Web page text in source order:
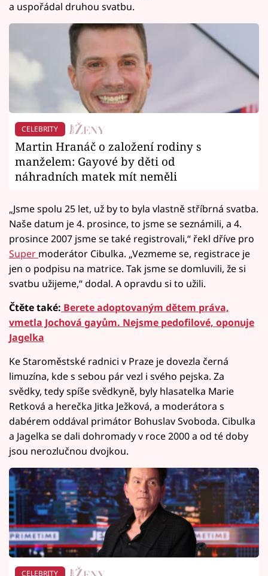
a uspořádal druhou svatbu.
CELEBRITY
Martin Hranáč o založení rodiny s
manželem: Gayové by děti od
náhradních matek mít neměli
„Jsme spolu 25 let, už by to byla vlastně stříbrná svatba.
Naše datum je 4. prosince, to jsme se seznámili, a 4.
prosince 2007 jsme se také registrovali,“ řekl dříve pro
Super moderátor Cibulka. „Vezmeme se, registrace je
jen o podpisu na matrice. Tak jsme se domluvili, že si
svatbu užijeme,“ dodal. A opravdu si to užili.
Čtěte také: Berete adoptovaným dětem práva,
vmetla Jochová gayům. Nejsme pedofilové, oponuje
Jagelka
Ke Staroměstské radnici v Praze je dovezla černá
limuzína, kde s sebou pár vezl i svého pejska. Za
svědky, tedy spíše svědkyně, byly hlasatelka Marie
Retková a herečka Jitka Ježková, a moderátora s
dabérem oddával primátor Bohuslav Svoboda. Cibulka
a Jagelka se dali dohromady v roce 2000 a od té doby
jsou nerozlučnou dvojkou.
CELEBRITY